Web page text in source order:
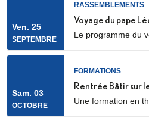
biblique,
auprès des plus
vie fraternelle.
Ven. 25
SEPTEMBRE
RASSEMBLEMENTS
Voyage du pape
Le programme du
aujourd’hui,
des temps forts qui
Sam. 03
OCTOBRE
FORMATIONS
Rentrée Bâtir sur
Une formation en